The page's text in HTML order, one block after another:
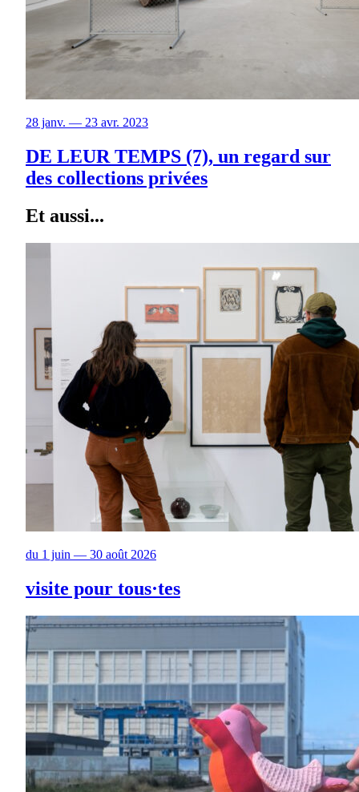
28 janv. — 23 avr. 2023
DE LEUR TEMPS (7), un regard sur
des collections privées
Et aussi...
du 1 juin — 30 août 2026
visite pour tous·tes